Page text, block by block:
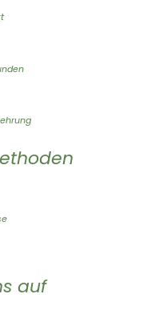
auf